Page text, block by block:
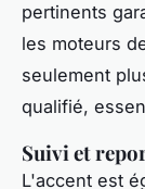
pertinents
les moteurs
seulement
qualifié,
Suivi et
L'accent est